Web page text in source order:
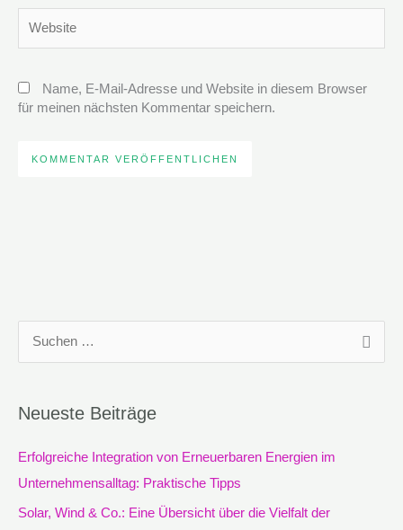
Name, E-Mail-Adresse und Website in diesem Browser
für meinen nächsten Kommentar speichern.
h
e
n
Neueste Beiträge
Erfolgreiche Integration von Erneuerbaren Energien im
Unternehmensalltag: Praktische Tipps
Solar, Wind & Co.: Eine Übersicht über die Vielfalt der